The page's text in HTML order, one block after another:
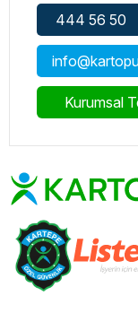
444 56 50
Kurumsal